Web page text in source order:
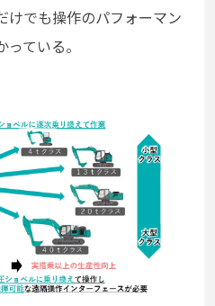
けでも操作のパフォーマン
ている。